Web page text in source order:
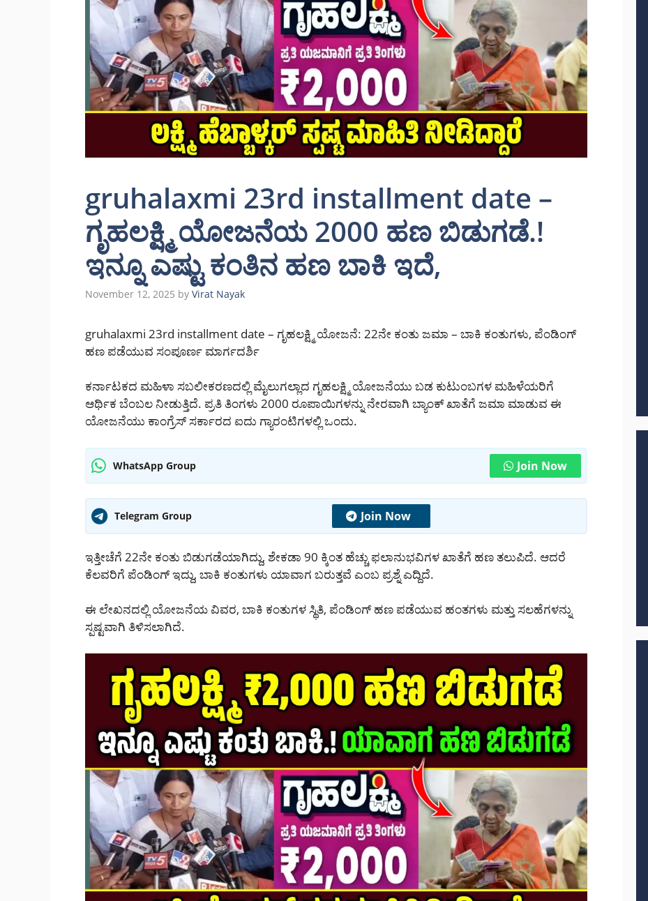
gruhalaxmi 23rd installment date –
ಗೃಹಲಕ್ಷ್ಮಿ ಯೋಜನೆಯ 2000 ಹಣ ಬಿಡುಗಡೆ.!
ಇನ್ನೂ ಎಷ್ಟು ಕಂತಿನ ಹಣ ಬಾಕಿ ಇದೆ,
November 12, 2025 by Virat Nayak
gruhalaxmi 23rd installment date – ಗೃಹಲಕ್ಷ್ಮಿ ಯೋಜನೆ: 22ನೇ ಕಂತು ಜಮಾ – ಬಾಕಿ ಕಂತುಗಳು, ಪೆಂಡಿಂಗ್
ಹಣ ಪಡೆಯುವ ಸಂಪೂರ್ಣ ಮಾರ್ಗದರ್ಶಿ
ಕರ್ನಾಟಕದ ಮಹಿಳಾ ಸಬಲೀಕರಣದಲ್ಲಿ ಮೈಲುಗಲ್ಲಾದ ಗೃಹಲಕ್ಷ್ಮಿ ಯೋಜನೆಯು ಬಡ ಕುಟುಂಬಗಳ ಮಹಿಳೆಯರಿಗೆ
ಆರ್ಥಿಕ ಬೆಂಬಲ ನೀಡುತ್ತಿದೆ. ಪ್ರತಿ ತಿಂಗಳು 2000 ರೂಪಾಯಿಗಳನ್ನು ನೇರವಾಗಿ ಬ್ಯಾಂಕ್ ಖಾತೆಗೆ ಜಮಾ ಮಾಡುವ ಈ
ಯೋಜನೆಯು ಕಾಂಗ್ರೆಸ್ ಸರ್ಕಾರದ ಐದು ಗ್ಯಾರಂಟಿಗಳಲ್ಲಿ ಒಂದು.
WhatsApp Group Join Now
Telegram Group Join Now
ಇತ್ತೀಚೆಗೆ 22ನೇ ಕಂತು ಬಿಡುಗಡೆಯಾಗಿದ್ದು, ಶೇಕಡಾ 90 ಕ್ಕಿಂತ ಹೆಚ್ಚು ಫಲಾನುಭವಿಗಳ ಖಾತೆಗೆ ಹಣ ತಲುಪಿದೆ. ಆದರೆ
ಕೆಲವರಿಗೆ ಪೆಂಡಿಂಗ್ ಇದ್ದು, ಬಾಕಿ ಕಂತುಗಳು ಯಾವಾಗ ಬರುತ್ತವೆ ಎಂಬ ಪ್ರಶ್ನೆ ಎದ್ದಿದೆ.
ಈ ಲೇಖನದಲ್ಲಿ ಯೋಜನೆಯ ವಿವರ, ಬಾಕಿ ಕಂತುಗಳ ಸ್ಥಿತಿ, ಪೆಂಡಿಂಗ್ ಹಣ ಪಡೆಯುವ ಹಂತಗಳು ಮತ್ತು ಸಲಹೆಗಳನ್ನು
ಸ್ಪಷ್ಟವಾಗಿ ತಿಳಿಸಲಾಗಿದೆ.